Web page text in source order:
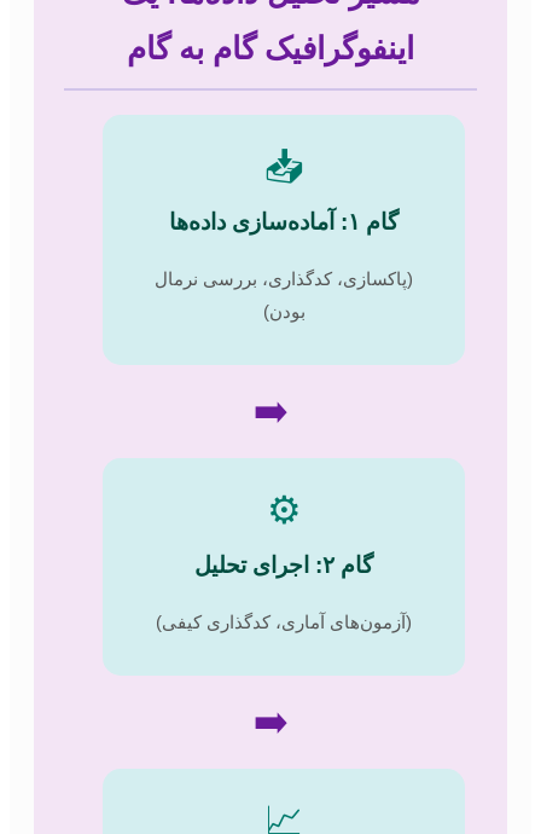
اینفوگرافیک گام به گام
📥
گام ۱: آماده‌سازی داده‌ها
(پاکسازی، کدگذاری، بررسی نرمال
بودن)
➡️
⚙️
گام ۲: اجرای تحلیل
(آزمون‌های آماری، کدگذاری کیفی)
➡️
📈